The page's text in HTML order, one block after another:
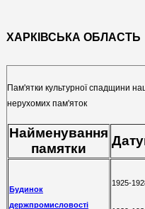
ХАРКІВСЬКА ОБЛАСТЬ
Пам'ятки культурної спадщини
нерухомих пам'яток
Найменування
памятки
Будинок
держпромисловості
1925-